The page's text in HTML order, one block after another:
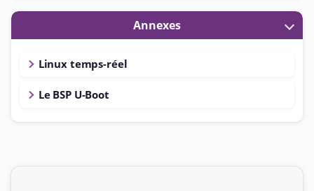
Annexes
Linux temps-réel
Le BSP U-Boot